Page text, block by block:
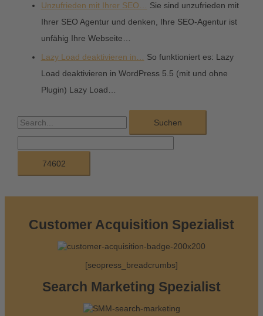
Unzufrieden mit Ihrer SEO… Sie sind unzufrieden mit
Ihrer SEO Agentur und denken, Ihre SEO-Agentur ist
unfähig Ihre Webseite…
Lazy Load deaktivieren in…
So funktioniert es: Lazy
Load deaktivieren in WordPress 5.5 (mit und ohne
Plugin) Lazy Load…
S
u
c
Customer Acquisition Spezialist
[seopress_breadcrumbs]
Search Marketing Spezialist